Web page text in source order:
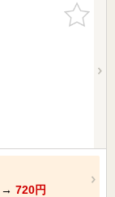
お気に入
りに追加
→ 720円